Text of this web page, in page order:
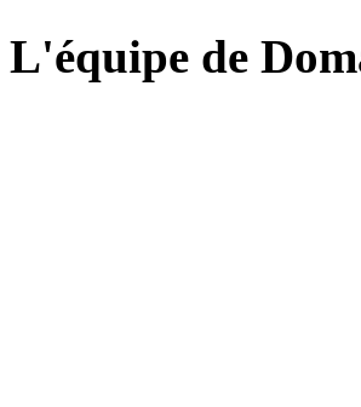
L'équipe de